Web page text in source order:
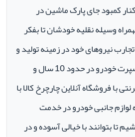
کمبود جای پارک ماشین در
وسیله نقلیه خودشان تا بفکر
تجارب نیروهای خود در زمینه تولید و
فروش لوازم جانبی و اسپرت خودرو در حدود 10 سال و
با فروشگاه آنلاین چارچرخ کالا با
لوازم جانبی خودرو در خدمت
تا بتوانند با خیالی آسوده و در